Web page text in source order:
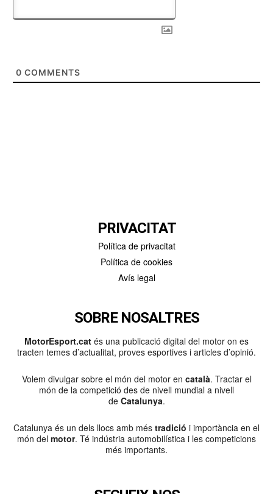
0 COMMENTS
PRIVACITAT
Política de privacitat
Política de cookies
Avís legal
SOBRE NOSALTRES
MotorEsport.cat és una publicació digital del motor on es
tracten temes d’actualitat, proves esportives i articles d’opinió.
Volem divulgar sobre el món del motor en català. Tractar el
món de la competició des de nivell mundial a nivell
de Catalunya.
Catalunya és un dels llocs amb més tradició i importància en el
món del motor. Té indústria automobilística i les competicions
més importants.